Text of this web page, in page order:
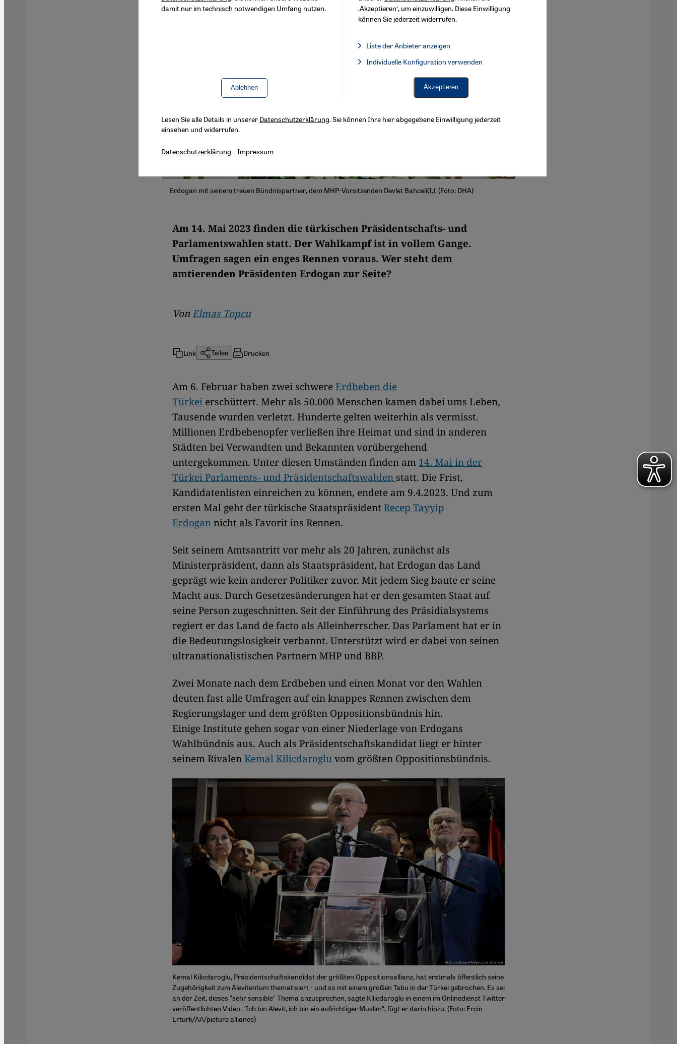
Erdogan mit seinem treuen Bündnispartner, dem MHP-Vorsitzenden Devlet Bahceli(I.). (Foto: DHA)
Am 14. Mai 2023 finden die türkischen Präsidentschafts- und
Parlamentswahlen statt. Der Wahlkampf ist in vollem Gange.
Umfragen sagen ein enges Rennen voraus. Wer steht dem
amtierenden Präsidenten Erdogan zur Seite?
Von Elmas Topcu
Link Teilen Drucken
Am 6. Februar haben zwei schwereErdbeben die
Türkei erschüttert. Mehr als 50.000 Menschen kamen dabei ums Leben,
Tausende wurden verletzt. Hunderte gelten weiterhin als vermisst.
Millionen Erdbebenopfer verließen ihre Heimat und sind in anderen
Städten bei Verwandten und Bekannten vorübergehend
untergekommen. Unter diesen Umständen finden am 14. Mai in der
Türkei Parlaments- und Präsidentschaftswahlen statt. Die Frist,
Kandidatenlisten einreichen zu können, endete am 9.4.2023. Und zum
ersten Mal geht der türkische StaatspräsidentRecep Tayyip
Erdogannicht als Favorit ins Rennen.
Seit seinem Amtsantritt vor mehr als 20 Jahren, zunächst als
Ministerpräsident, dann als Staatspräsident, hat Erdogan das Land
geprägt wie kein anderer Politiker zuvor. Mit jedem Sieg baute er seine
Macht aus. Durch Gesetzesänderungen hat er den gesamten Staat auf
seine Person zugeschnitten. Seit der Einführung des Präsidialsystems
regiert er das Land de facto als Alleinherrscher. Das Parlament hat er in
die Bedeutungslosigkeit verbannt. Unterstützt wird er dabei von seinen
ultranationalistischen Partnern MHP und BBP.
Zwei Monate nach dem Erdbeben und einen Monat vor den Wahlen
deuten fast alle Umfragen auf ein knappes Rennen zwischen dem
Regierungslager und dem größten Oppositionsbündnis hin.
Einige Institute gehen sogar von einer Niederlage von Erdogans
Wahlbündnis aus. Auch als Präsidentschaftskandidat liegt er hinter
seinem RivalenKemal Kilicdarogluvom größten Oppositionsbündnis.
Kemal Kilicdaroglu, Präsidentschaftskandidat der größten Oppositionsallianz, hat erstmals öffentlich seine
Zugehörigkeit zum Alevitentum thematisiert - und so mit einem großen Tabu in der Türkei gebrochen. Es sei
an der Zeit, dieses "sehr sensible" Thema anzusprechen, sagte Kilicdaroglu in einem im Onlinedienst Twitter
veröffentlichten Video. "Ich bin Alevit, ich bin ein aufrichtiger Muslim", fügt er darin hinzu. (Foto: Ercin
Erturk/AA/picture alliance)
damit nur im technisch notwendigen Umfang nutzen.
Ablehnen
‚Akzeptieren‘, um einzuwilligen. Diese Einwilligung
können Sie jederzeit widerrufen.
Liste der Anbieter anzeigen
Facebook Embed / Facebook Connect, Google Maps Embed, Google Tag Manager, Instagram Embed,
Individuelle Konfiguration verwenden
Akzeptieren
Lesen Sie alle Details in unserer Datenschutzerklärung. Sie können Ihre hier abgegebene Einwilligung jederzeit
einsehen und widerrufen.
Datenschutzerklärung Impressum